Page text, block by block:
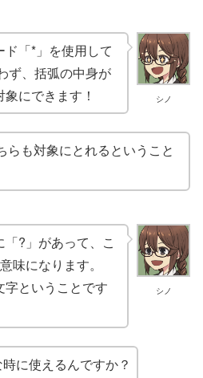
シノ
「*」を使用して
ず、括弧の中身が
にできます！
らも対象にとれるということ
シノ
?」があって、こ
味になります。
字ということです
に使えるんですか？